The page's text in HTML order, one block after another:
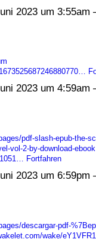
2023 um 3:55am
2023 um 4:59am
pdf-slash-epub-the-
vol-2-by-download-ebook
Fortfahren
2023 um 6:59pm
descargar-pdf-
wake/